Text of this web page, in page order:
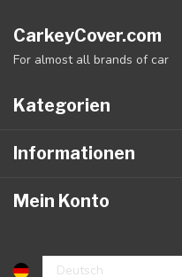
CarkeyCover.com
For almost all brands of car
Kategorien
Informationen
Mein Konto